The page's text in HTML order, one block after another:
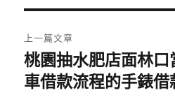
章
導
上一篇文章
上
一
桃園抽水肥店面林
車借款流程的手錶借